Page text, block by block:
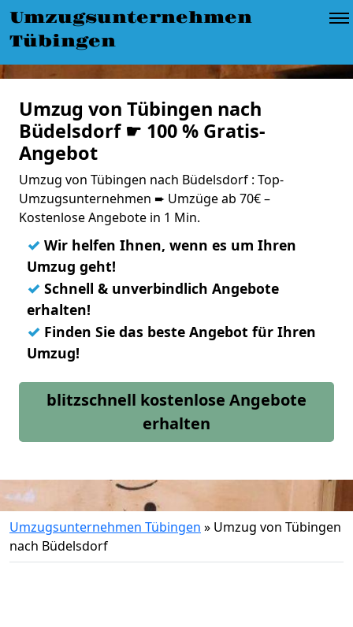
Umzugsunternehmen
Tübingen
Umzug von Tübingen nach
Büdelsdorf ☛ 100 % Gratis-
Angebot
Umzug von Tübingen nach Büdelsdorf : Top-
Umzugsunternehmen ➨ Umzüge ab 70€ –
Kostenlose Angebote in 1 Min.
✓ Wir helfen Ihnen, wenn es um Ihren
Umzug geht!
✓ Schnell & unverbindlich Angebote
erhalten!
✓ Finden Sie das beste Angebot für Ihren
Umzug!
blitzschnell kostenlose Angebote
erhalten
Umzugsunternehmen Tübingen » Umzug von Tübingen
nach Büdelsdorf